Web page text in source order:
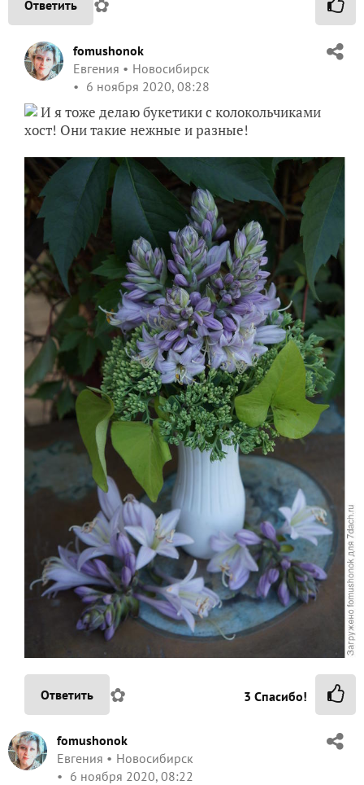
Ответить ✿
fomushonok
Евгения
Новосибирск
6 ноября 2020, 08:28
И я тоже делаю букетики с колокольчиками
хост! Они такие нежные и разные!
Ответить ✿ 3 Спасибо!
fomushonok
Евгения
Новосибирск
6 ноября 2020, 08:22